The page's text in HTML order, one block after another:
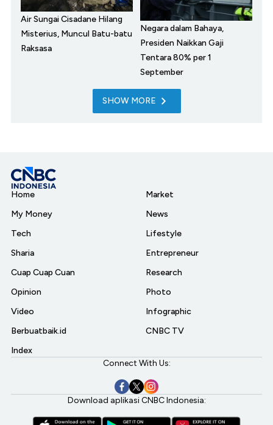
Air Sungai Cisadane Hilang
Misterius, Muncul Batu-batu
Raksasa
Negara dalam Bahaya,
Presiden Naikkan Gaji
Tentara 80% per 1
September
SHOW MORE
Home
My Money
Tech
Sharia
Cuap Cuap Cuan
Opinion
Video
Berbuatbaik.id
Index
Market
News
Lifestyle
Entrepreneur
Research
Photo
Infographic
CNBC TV
Connect With Us:
Download aplikasi CNBC Indonesia: